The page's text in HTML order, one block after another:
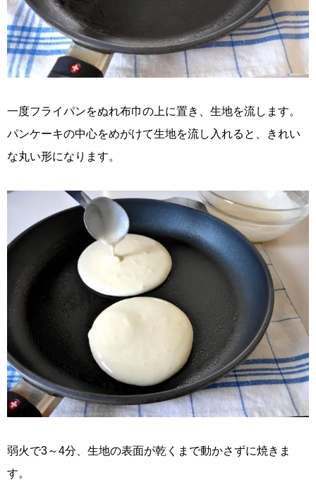
一度フライパンをぬれ布巾の上に置き、生地を流します。
パンケーキの中心をめがけて生地を流し入れると、きれい
な丸い形になります。
弱火で3～4分、生地の表面が乾くまで動かさずに焼きま
す。